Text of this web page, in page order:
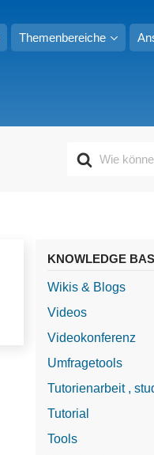
Themenbereiche
a
h
KNOWLEDGE
Wikis & Blogs
Videos
Videokonferenz
Umfragetools
Tutorienarbeit ,
Tutorial
Tools